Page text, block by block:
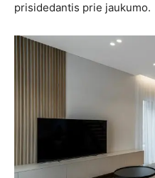
prisidedantis prie jaukumo.